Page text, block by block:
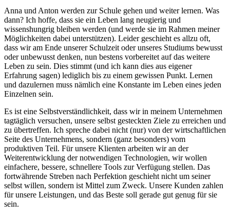
Anna und Anton werden zur Schule gehen und weiter lernen. Was
dann? Ich hoffe, dass sie ein Leben lang neugierig und
wissenshungrig bleiben werden (und werde sie im Rahmen meiner
Möglichkeiten dabei unterstützen). Leider geschieht es allzu oft,
dass wir am Ende unserer Schulzeit oder unseres Studiums bewusst
oder unbewusst denken, nun bestens vorbereitet auf das weitere
Leben zu sein. Dies stimmt (und ich kann dies aus eigener
Erfahrung sagen) lediglich bis zu einem gewissen Punkt. Lernen
und dazulernen muss nämlich eine Konstante im Leben eines jeden
Einzelnen sein.
Es ist eine Selbstverständlichkeit, dass wir in meinem Unternehmen
tagtäglich versuchen, unsere selbst gesteckten Ziele zu erreichen und
zu übertreffen. Ich spreche dabei nicht (nur) von der wirtschaftlichen
Seite des Unternehmens, sondern (ganz besonders) vom
produktiven Teil. Für unsere Klienten arbeiten wir an der
Weiterentwicklung der notwendigen Technologien, wir wollen
einfachere, bessere, schnellere Tools zur Verfügung stellen. Das
fortwährende Streben nach Perfektion geschieht nicht um seiner
selbst willen, sondern ist Mittel zum Zweck. Unsere Kunden zahlen
für unsere Leistungen, und das Beste soll gerade gut genug für sie
sein.